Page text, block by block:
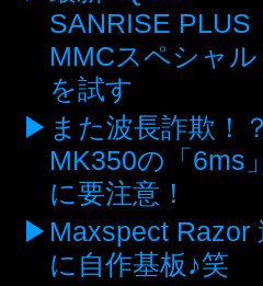
SANRISE PLUS
MMCスペシャル
を試す
また波長詐欺！？
MK350の「6ms」
に要注意！
Maxspect Razor
に自作基板♪笑